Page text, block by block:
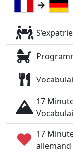
17
17
allemand